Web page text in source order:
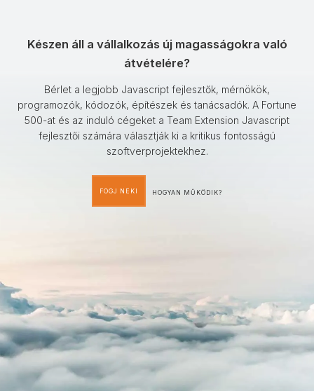
Készen áll a vállalkozás új magasságokra való
átvételére?
Bérlet a legjobb Javascript fejlesztők, mérnökök,
programozók, kódozók, építészek és tanácsadók. A Fortune
500-at és az induló cégeket a Team Extension Javascript
fejlesztői számára választják ki a kritikus fontosságú
szoftverprojektekhez.
FOGJ NEKI HOGYAN MŰKÖDIK?